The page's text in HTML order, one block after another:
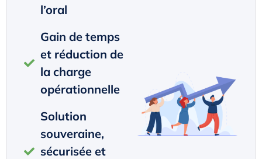
l’oral
Gain de temps
et réduction de
la charge
opérationnelle
Solution
souveraine,
sécurisée et